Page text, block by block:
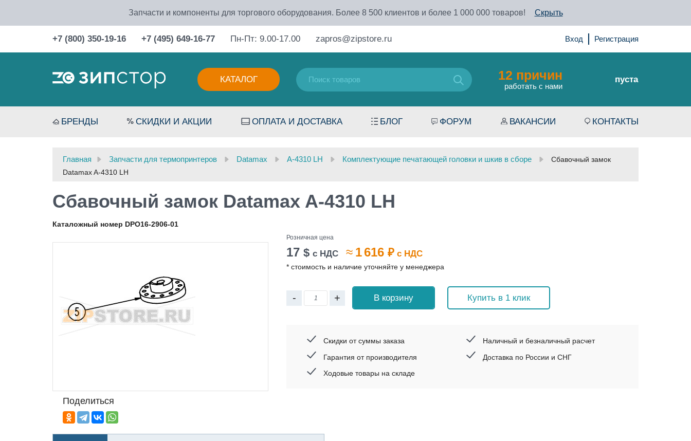
Запчасти и компоненты для торгового оборудования. Более 8 500 клиентов и более 1 000 000 товаров! Скрыть
+7 (800) 350-19-16 +7 (495) 649-16-77 Пн-Пт: 9.00-17.00 zapros@zipstore.ru Вход Регистрация
КАТАЛОГ 12 причин
работать с нами
пуста
БРЕНДЫ СКИДКИ И АКЦИИ ОПЛАТА И ДОСТАВКА БЛОГ ФОРУМ ВАКАНСИИ КОНТАКТЫ
Главная Запчасти для термопринтеров Datamax A-4310 LH Комплектующие печатающей головки и шкив в сборе
Сбавочный замок
Datamax A-4310 LH
Сбавочный замок Datamax A-4310 LH
Каталожный номер DPO16-2906-01
Поделиться
Розничная цена
17 $ с НДС ≈ 1 616 ₽ с НДС
* стоимость и наличие уточняйте у менеджера
- + В корзину Купить в 1 клик
Скидки от суммы заказа
Гарантия от производителя
Ходовые товары на складе
Наличный и безналичный расчет
Доставка по России и СНГ